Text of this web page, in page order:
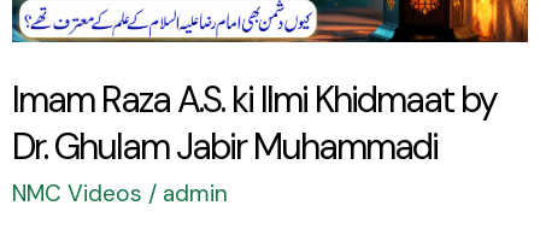
Imam Raza A.S. ki Ilmi Khidmaat by
Dr. Ghulam Jabir Muhammadi
NMC Videos / admin
by
Ghulam
Jabir
Muhammadi